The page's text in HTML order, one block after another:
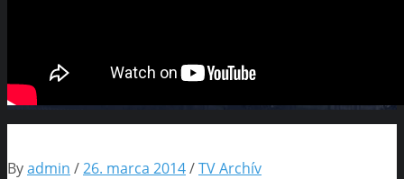
Byadmin /26. marca 2014/TV Archív